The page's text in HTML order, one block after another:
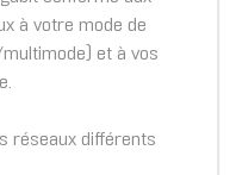
à votre mode de
et à vos
réseaux différents